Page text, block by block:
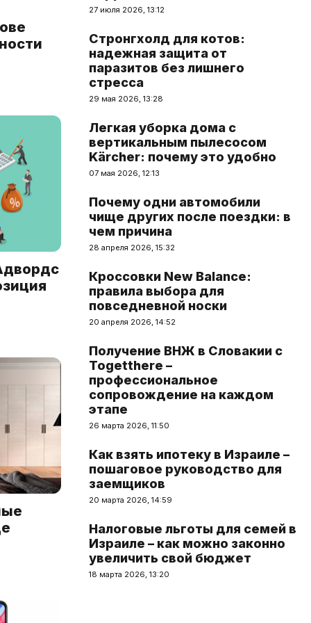
27 июля 2026, 13:12
Стронгхолд для котов:
надежная защита от
паразитов без лишнего
стресса
29 мая 2026, 13:28
Легкая уборка дома с
вертикальным пылесосом
Kärcher: почему это удобно
07 мая 2026, 12:13
Почему одни автомобили
чище других после поездки: в
чем причина
28 апреля 2026, 15:32
Кроссовки New Balance:
правила выбора для
повседневной носки
20 апреля 2026, 14:52
Получение ВНЖ в Словакии с
Togetthere –
профессиональное
сопровождение на каждом
этапе
26 марта 2026, 11:50
Как взять ипотеку в Израиле –
пошаговое руководство для
заемщиков
20 марта 2026, 14:59
Налоговые льготы для семей в
Израиле – как можно законно
увеличить свой бюджет
18 марта 2026, 13:20